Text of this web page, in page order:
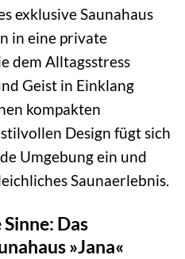
exklusive Saunahaus
in eine private
dem Alltagsstress
Geist in Einklang
kompakten
Design fügt sich
Umgebung ein und
Saunaerlebnis.
Das
»Jana«